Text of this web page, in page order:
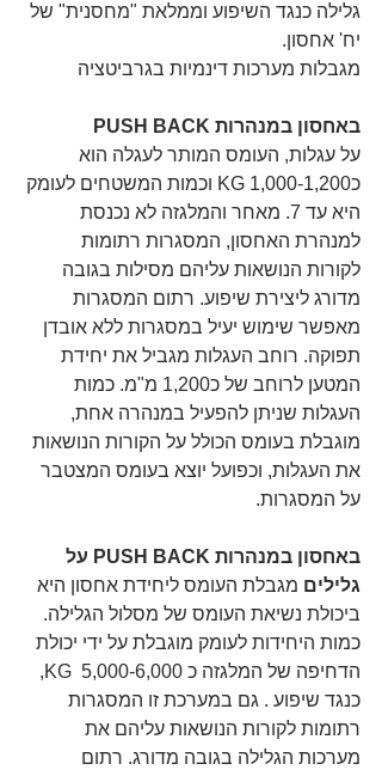
גלילה כנגד השיפוע וממלאת "מחסנית" של
יח' אחסון.
מגבלות מערכות דינמיות בגרביטציה
באחסון במנהרות PUSH BACK
על עגלות, העומס המותר לעגלה הוא
כ1,000-1,200 KG וכמות המשטחים לעומק
היא עד 7. מאחר והמלגזה לא נכנסת
למנהרת האחסון, המסגרות רתומות
לקורות הנושאות עליהם מסילות בגובה
מדורג ליצירת שיפוע. רתום המסגרות
מאפשר שימוש יעיל במסגרות ללא אובדן
תפוקה. רוחב העגלות מגביל את יחידת
המטען לרוחב של כ1,200 מ"מ. כמות
העגלות שניתן להפעיל במנהרה אחת,
מוגבלת בעומס הכולל על הקורות הנושאות
את העגלות, וכפועל יוצא בעומס המצטבר
על המסגרות.
באחסון במנהרות PUSH BACK על
גלילים מגבלת העומס ליחידת אחסון היא
ביכולת נשיאת העומס של מסלול הגלילה.
כמות היחידות לעומק מוגבלת על ידי יכולת
הדחיפה של המלגזה כ 5,000-6,000  KG,
כנגד שיפוע . גם במערכת זו המסגרות
רתומות לקורות הנושאות עליהם את
מערכות הגלילה בגובה מדורג. רתום